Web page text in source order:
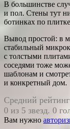
В большинстве
и пол. Стены тут
ботинках по
Вывод простой: в
стабильный
с толстыми
соседями тоже
шаблонам и
и конкретный дом.
Средний рейтинг
0 из 5 звезд. 0
Вам нужно